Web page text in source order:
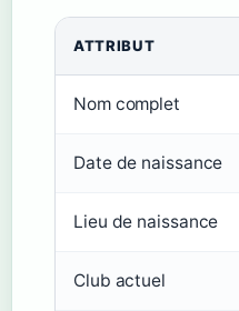
ATTRIBUT
Nom complet
Date de naissance
Lieu de naissance
Club actuel